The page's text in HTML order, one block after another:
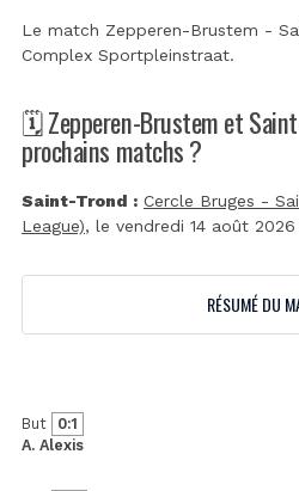
Le match Zepperen-Brustem -
Complex Sportpleinstraat.
🗓️ Zepperen-Brustem et
prochains matchs ?
Saint-Trond : Cercle Bruges -
League), le vendredi 14 août 2026
RÉSUMÉ DU
But
0:1
A. Alexis